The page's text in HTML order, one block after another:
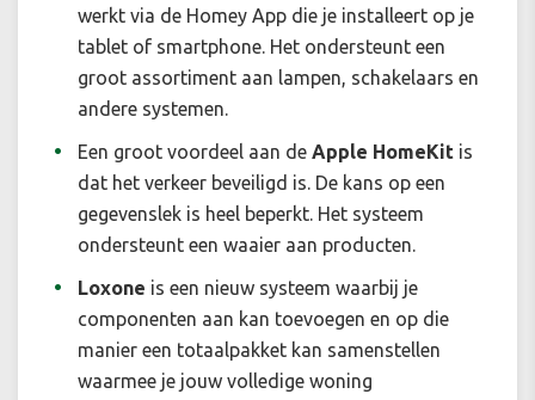
werkt via de Homey App die je installeert op je
tablet of smartphone. Het ondersteunt een
groot assortiment aan lampen, schakelaars en
andere systemen.
Een groot voordeel aan de Apple HomeKit is
dat het verkeer beveiligd is. De kans op een
gegevenslek is heel beperkt. Het systeem
ondersteunt een waaier aan producten.
Loxone is een nieuw systeem waarbij je
componenten aan kan toevoegen en op die
manier een totaalpakket kan samenstellen
waarmee je jouw volledige woning